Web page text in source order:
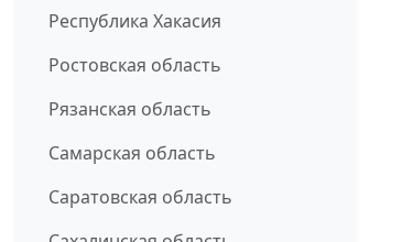
Республика Хакасия
Ростовская область
Рязанская область
Самарская область
Саратовская область